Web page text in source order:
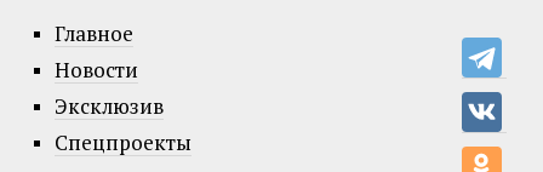
Главное
Новости
Эксклюзив
Спецпроекты